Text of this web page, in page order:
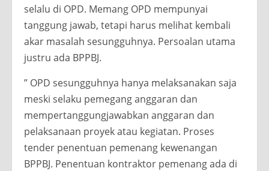
selalu di OPD. Memang OPD mempunyai
tanggung jawab, tetapi harus melihat kembali
akar masalah sesungguhnya. Persoalan utama
justru ada BPPBJ.
” OPD sesungguhnya hanya melaksanakan saja
meski selaku pemegang anggaran dan
mempertanggungjawabkan anggaran dan
pelaksanaan proyek atau kegiatan. Proses
tender penentuan pemenang kewenangan
BPPBJ. Penentuan kontraktor pemenang ada di